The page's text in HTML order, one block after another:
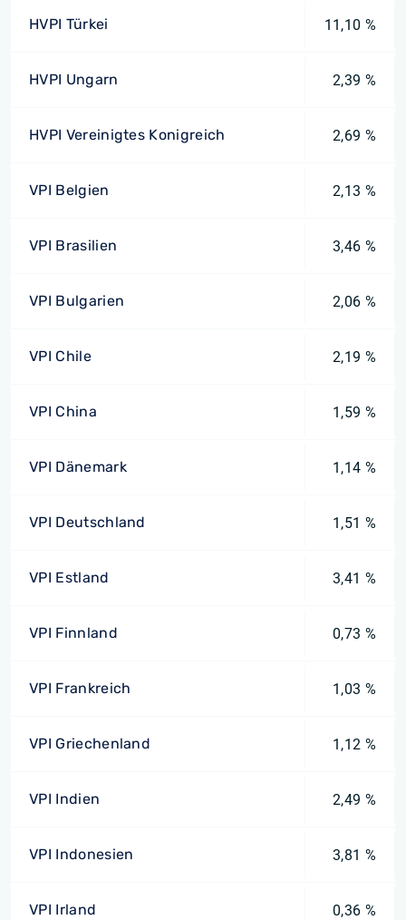
HVPI Türkei 11,10 %
HVPI Ungarn 2,39 %
HVPI Vereinigtes Konigreich 2,69 %
VPI Belgien 2,13 %
VPI Brasilien 3,46 %
VPI Bulgarien 2,06 %
VPI Chile 2,19 %
VPI China 1,59 %
VPI Dänemark 1,14 %
VPI Deutschland 1,51 %
VPI Estland 3,41 %
VPI Finnland 0,73 %
VPI Frankreich 1,03 %
VPI Griechenland 1,12 %
VPI Indien 2,49 %
VPI Indonesien 3,81 %
VPI Irland 0,36 %